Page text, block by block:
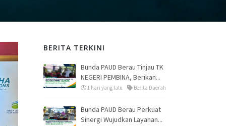
BERITA TERKINI
Bunda PAUD Berau Tinjau TK
NEGERI PEMBINA, Berikan...
1 hari yang lalu Berita Daerah
Bunda PAUD Berau Perkuat
Sinergi Wujudkan Layanan...